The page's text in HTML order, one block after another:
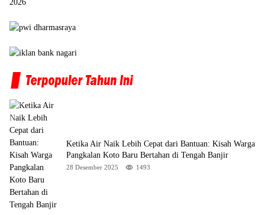
Ketika Air Naik Lebih Cepat dari Bantuan: Kisah Warga
Pangkalan Koto Baru Bertahan di Tengah Banjir
28 Desember 2025 1493